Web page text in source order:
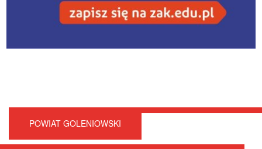
POWIAT GOLENIOWSKI